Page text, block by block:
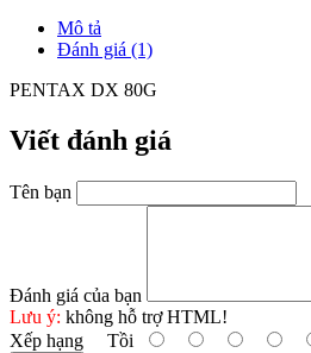
Mô tả
Đánh giá (1)
PENTAX DX 80G
Viết đánh giá
Tên bạn
Đánh giá của bạn
Lưu ý: không hỗ trợ HTML!
Xếp hạng Tồi